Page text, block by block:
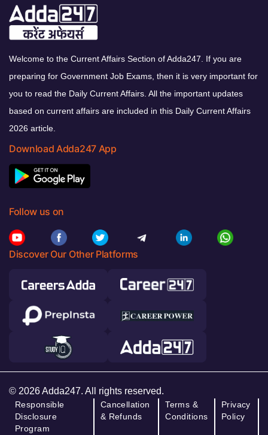
Welcome to the Current Affairs Section of Adda247. If you are
preparing for Government Job Exams, then it is very important for
you to read the Daily Current Affairs. All the important updates
based on current affairs are included in this Daily Current Affairs
2026 article.
Download Adda247 App
Follow us on
Discover Our Other Platforms
© 2026 Adda247. All rights reserved.
Responsible
Disclosure
Program
Cancellation
& Refunds
Terms &
Conditions
Privacy
Policy